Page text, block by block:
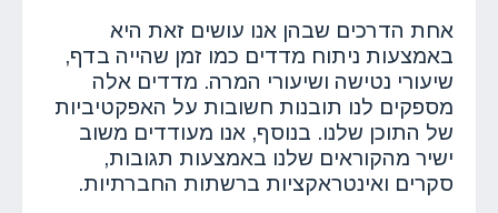
אחת הדרכים שבהן אנו עושים זאת היא
באמצעות ניתוח מדדים כמו זמן שהייה בדף,
שיעורי נטישה ושיעורי המרה. מדדים אלה
מספקים לנו תובנות חשובות על האפקטיביות
של התוכן שלנו. בנוסף, אנו מעודדים משוב
ישיר מהקוראים שלנו באמצעות תגובות,
סקרים ואינטראקציות ברשתות החברתיות.